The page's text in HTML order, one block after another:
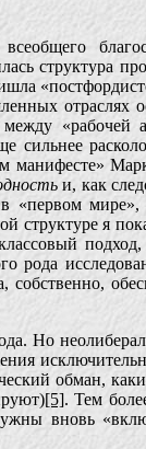
структура
отраслях
«рабочей
сильнее
манифесте»
и, как
в «первом
структуре я
рода
Но
обман,
[5]. Тем
вновь